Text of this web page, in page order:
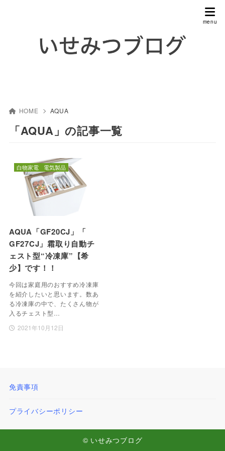
HOME AQUA
「AQUA」の記事一覧
AQUA「GF20CJ」「
GF27CJ」霜取り自動チ
ェスト型“冷凍庫”【希
少】です！！
今回は家庭用のおすすめ冷凍庫
を紹介したいと思います。数あ
る冷凍庫の中で、たくさん物が
入るチェスト型…
2021年10月12日
白物家電 電気製品
免責事項
プライバシーポリシー
© いせみつブログ